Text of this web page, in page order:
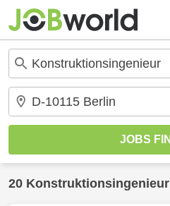
20 Konstruktionsingenieur